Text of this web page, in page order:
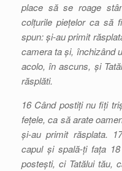
place să se roage
colțurile piețelor ca să
spun: și-au primit
camera ta și, închizând
acolo, în ascuns, și
răsplăti.
16 Când postiți nu fiți
fețele, ca să arate
și-au primit răsplata.
capul și spală-ți fața
postești, ci Tatălui tău,